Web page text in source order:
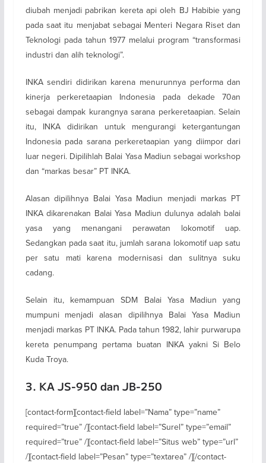
diubah menjadi pabrikan kereta api oleh BJ Habibie yang
pada saat itu menjabat sebagai Menteri Negara Riset dan
Teknologi pada tahun 1977 melalui program “transformasi
industri dan alih teknologi”.
INKA sendiri didirikan karena menurunnya performa dan
kinerja perkeretaapian Indonesia pada dekade 70an
sebagai dampak kurangnya sarana perkeretaapian. Selain
itu, INKA didirikan untuk mengurangi ketergantungan
Indonesia pada sarana perkeretaapian yang diimpor dari
luar negeri. Dipilihlah Balai Yasa Madiun sebagai workshop
dan “markas besar” PT INKA.
Alasan dipilihnya Balai Yasa Madiun menjadi markas PT
INKA dikarenakan Balai Yasa Madiun dulunya adalah balai
yasa yang menangani perawatan lokomotif uap.
Sedangkan pada saat itu, jumlah sarana lokomotif uap satu
per satu mati karena modernisasi dan sulitnya suku
cadang.
Selain itu, kemampuan SDM Balai Yasa Madiun yang
mumpuni menjadi alasan dipilihnya Balai Yasa Madiun
menjadi markas PT INKA. Pada tahun 1982, lahir purwarupa
kereta penumpang pertama buatan INKA yakni Si Belo
Kuda Troya.
3. KA JS-950 dan JB-250
[contact-form][contact-field label=”Nama” type=”name”
required=”true” /][contact-field label=”Surel” type=”email”
required=”true” /][contact-field label=”Situs web” type=”url”
/][contact-field label=”Pesan” type=”textarea” /][/contact-